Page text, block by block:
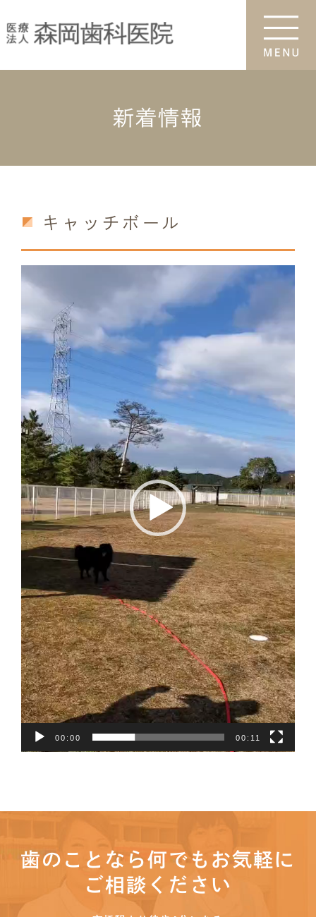
新着情報
キャッチボール
動
レ
ヤ
ー
00:00 00:11
歯のことなら何でもお気軽に
ご相談ください